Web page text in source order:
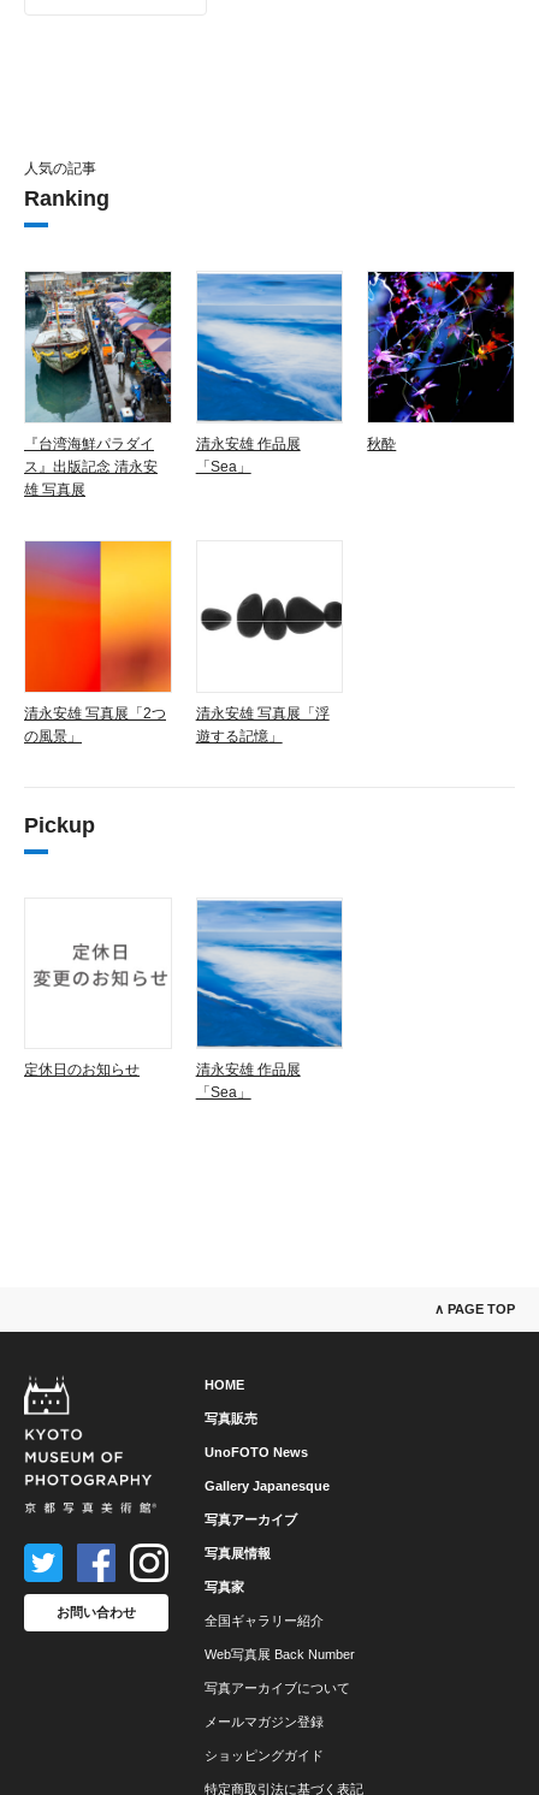
人気の記事
Ranking
『台湾海鮮パラダイ
ス』出版記念 清永安
雄 写真展
清永安雄 作品展
「Sea」
秋酔
清永安雄 写真展「2つ
の風景」
清永安雄 写真展「浮
遊する記憶」
Pickup
定休日のお知らせ
清永安雄 作品展
「Sea」
∧ PAGE TOP
HOME
写真販売
UnoFOTO News
Gallery Japanesque
写真アーカイブ
写真展情報
写真家
全国ギャラリー紹介
Web写真展 Back Number
写真アーカイブについて
メールマガジン登録
ショッピングガイド
特定商取引法に基づく表記
お問い合わせ